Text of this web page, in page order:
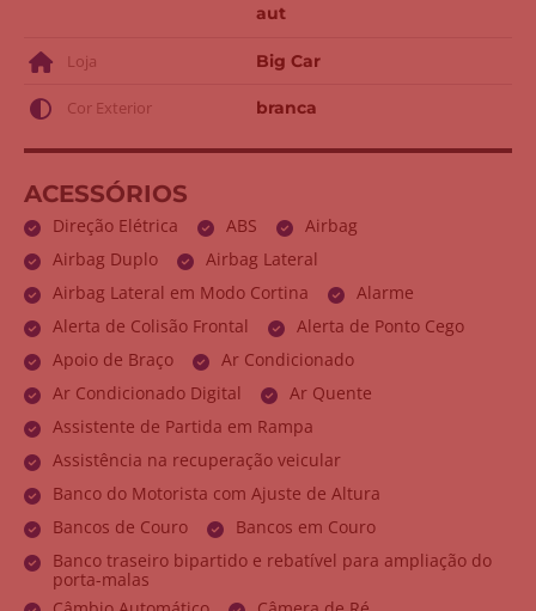
aut
Loja Big Car
Cor Exterior branca
ACESSÓRIOS
Direção Elétrica ABS
Airbag
Airbag Duplo
Airbag Lateral
Airbag Lateral em Modo Cortina
Alarme
Alerta de Colisão Frontal
Alerta de Ponto Cego
Apoio de Braço
Ar Condicionado
Ar Condicionado Digital
Ar Quente
Assistente de Partida em Rampa
Assistência na recuperação veicular
Banco do Motorista com Ajuste de Altura
Bancos de Couro
Bancos em Couro
Banco traseiro bipartido e rebatível para ampliação do
porta-malas